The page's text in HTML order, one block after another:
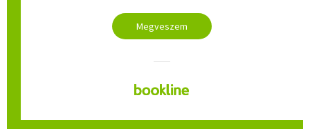
Megveszem